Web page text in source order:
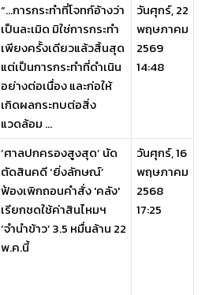
“…การกระทำที่โจทก์อ้างว่า
เป็นละเมิด มิใช่การกระทำ
เพียงครั้งเดียวแล้วสิ้นสุด
แต่เป็นการกระทำที่ดำเนิน
อย่างต่อเนื่อง และก่อให้
เกิดผลกระทบต่อสิ่ง
แวดล้อม ...
วันศุกร์, 22
พฤษภาคม
2569
14:48
‘ศาลปกครองสูงสุด’ นัด
ตัดสินคดี ‘ยิ่งลักษณ์’
ฟ้องเพิกถอนคำสั่ง 'คลัง'
เรียกชดใช้ค่าสินไหมฯ
‘จำนำข้าว’ 3.5 หมื่นล้าน 22
พ.ค.นี้
วันศุกร์, 16
พฤษภาคม
2568
17:25